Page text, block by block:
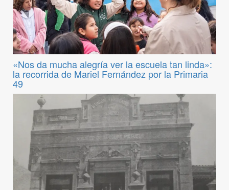
«Nos da mucha alegría ver la escuela tan linda»:
la recorrida de Mariel Fernández por la Primaria
49